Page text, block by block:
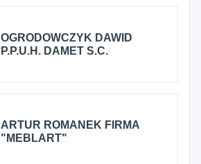
OGRODOWCZYK DAWID
P.P.U.H. DAMET S.C.
ARTUR ROMANEK FIRMA
"MEBLART"